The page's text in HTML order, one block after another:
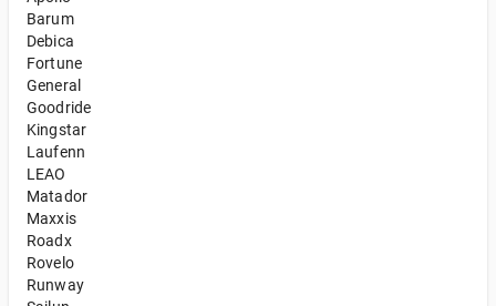
Barum
Debica
Fortune
General
Goodride
Kingstar
Laufenn
LEAO
Matador
Maxxis
Roadx
Rovelo
Runway